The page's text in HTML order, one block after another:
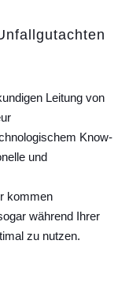
Leitung von
Know-
und
kommen
während Ihrer
zu nutzen.